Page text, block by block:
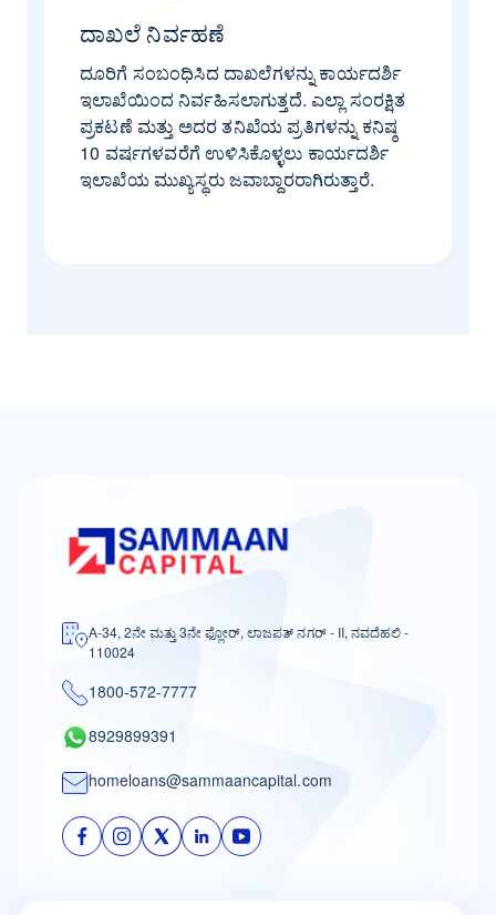
ದಾಖಲೆ ನಿರ್ವಹಣೆ
ದೂರಿಗೆ ಸಂಬಂಧಿಸಿದ ದಾಖಲೆಗಳನ್ನು ಕಾರ್ಯದರ್ಶಿ
ಇಲಾಖೆಯಿಂದ ನಿರ್ವಹಿಸಲಾಗುತ್ತದೆ. ಎಲ್ಲಾ ಸಂರಕ್ಷಿತ
ಪ್ರಕಟಣೆ ಮತ್ತು ಅದರ ತನಿಖೆಯ ಪ್ರತಿಗಳನ್ನು ಕನಿಷ್ಠ
10 ವರ್ಷಗಳವರೆಗೆ ಉಳಿಸಿಕೊಳ್ಳಲು ಕಾರ್ಯದರ್ಶಿ
ಇಲಾಖೆಯ ಮುಖ್ಯಸ್ಥರು ಜವಾಬ್ದಾರರಾಗಿರುತ್ತಾರೆ.
A-34, 2ನೇ ಮತ್ತು 3ನೇ ಫ್ಲೋರ್, ಲಾಜಪತ್ ನಗರ್ - II, ನವದೆಹಲಿ -
110024
1800-572-7777
8929899391
homeloans@sammaancapital.com